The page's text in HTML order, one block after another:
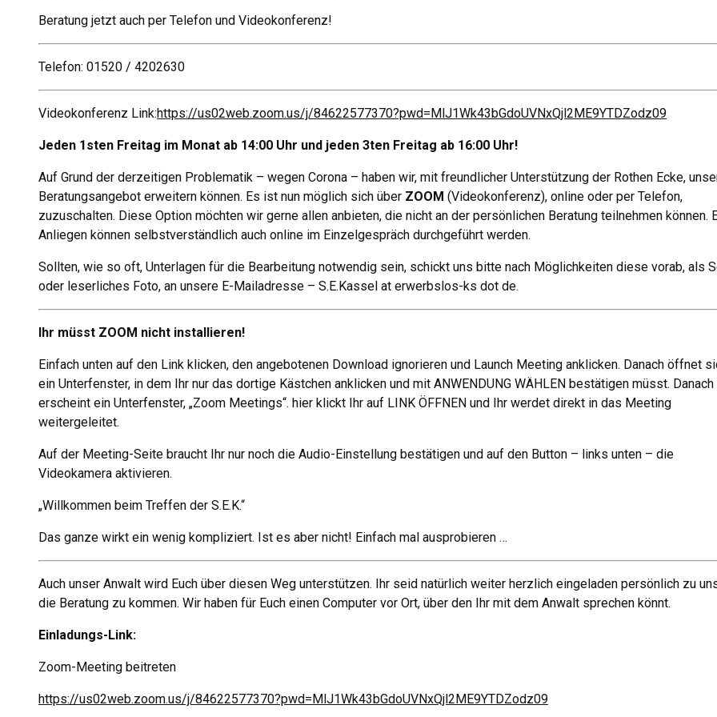
Beratung jetzt auch per Telefon und Videokonferenz!
Telefon: 01520 / 4202630
Videokonferenz Link:https://us02web.zoom.us/j/84622577370?pwd=MlJ1Wk43bGdoUVNxQjl2ME9YTDZodz09
Jeden 1sten Freitag im Monat ab 14:00 Uhr und jeden 3ten Freitag ab 16:00 Uhr!
Auf Grund der derzeitigen Problematik – wegen Corona – haben wir, mit freundlicher Unterstützung der Rothen Ecke,
Beratungsangebot erweitern können. Es ist nun möglich sich über ZOOM (Videokonferenz), online oder per Telefon,
zuzuschalten. Diese Option möchten wir gerne allen anbieten, die nicht an der persönlichen Beratung teilnehmen können.
Anliegen können selbstverständlich auch online im Einzelgespräch durchgeführt werden.
Sollten, wie so oft, Unterlagen für die Bearbeitung notwendig sein, schickt uns bitte nach Möglichkeiten diese vorab, als
oder leserliches Foto, an unsere E-Mailadresse – S.E.Kassel at erwerbslos-ks dot de.
Ihr müsst ZOOM nicht installieren!
Einfach unten auf den Link klicken, den angebotenen Download ignorieren und Launch Meeting anklicken. Danach öffnet
ein Unterfenster, in dem Ihr nur das dortige Kästchen anklicken und mit ANWENDUNG WÄHLEN bestätigen müsst. Danach
erscheint ein Unterfenster, „Zoom Meetings“. hier klickt Ihr auf LINK ÖFFNEN und Ihr werdet direkt in das Meeting
weitergeleitet.
Auf der Meeting-Seite braucht Ihr nur noch die Audio-Einstellung bestätigen und auf den Button – links unten – die
Videokamera aktivieren.
„Willkommen beim Treffen der S.E.K.“
Das ganze wirkt ein wenig kompliziert. Ist es aber nicht! Einfach mal ausprobieren …
Auch unser Anwalt wird Euch über diesen Weg unterstützen. Ihr seid natürlich weiter herzlich eingeladen persönlich zu
die Beratung zu kommen. Wir haben für Euch einen Computer vor Ort, über den Ihr mit dem Anwalt sprechen könnt.
Einladungs-Link:
Zoom-Meeting beitreten
https://us02web.zoom.us/j/84622577370?pwd=MlJ1Wk43bGdoUVNxQjl2ME9YTDZodz09